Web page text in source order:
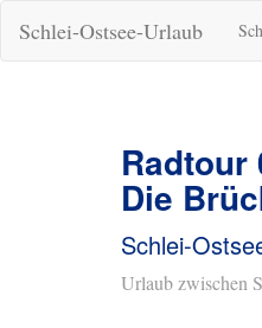
Schlei-Ostsee-Urlaub
Radtour
Die
Schlei-
Urlaub zwischen